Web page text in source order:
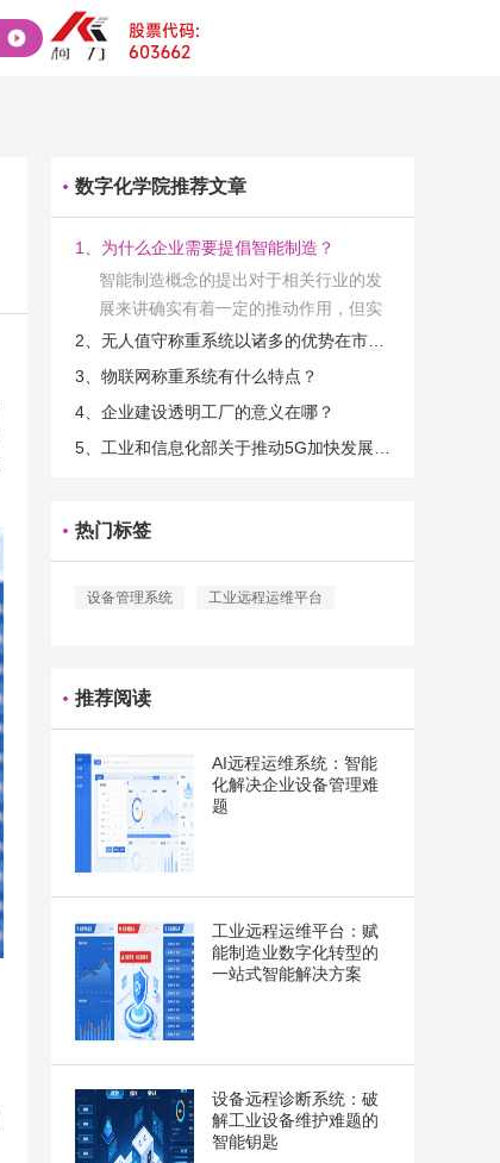
数字化学院推荐文章
1、为什么企业需要提倡智能制造？
智能制造概念的提出对于相关行业的发
展来讲确实有着一定的推动作用，但实
际上在工业发展的过程当中，能够推动
相关产业发展的具体结束是非常的多
3、物联网称重系统有什么特点？
4、企业建设透明工厂的意义在哪？
热门标签
设备管理系统 工业远程运维平台
推荐阅读
AI远程运维系统：智能
化解决企业设备管理难
题
工业远程运维平台：赋
能制造业数字化转型的
一站式智能解决方案
设备远程诊断系统：破
解工业设备维护难题的
智能钥匙